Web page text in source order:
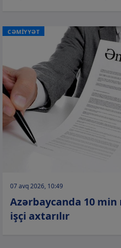
CƏMİYYƏT
07 avq 2026, 10:49
Azərbaycanda 10
işçi axtarılır